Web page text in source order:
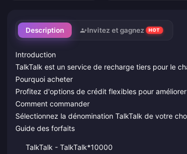
Description Invitez et gagnez HOT
Introduction
TalkTalk est un service de recharge tiers pour le
Pourquoi acheter
Profitez d'options de crédit flexibles pour
Comment commander
Sélectionnez la dénomination TalkTalk de votre
Guide des forfaits
TalkTalk - TalkTalk*10000